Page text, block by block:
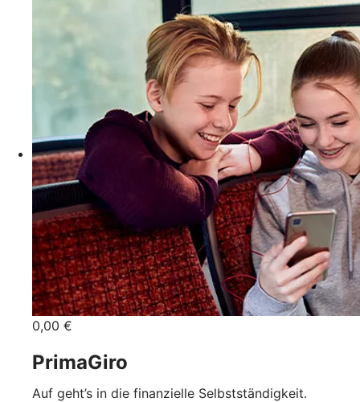
0,00 €
PrimaGiro
Auf geht’s in die finanzielle Selbstständigkeit.